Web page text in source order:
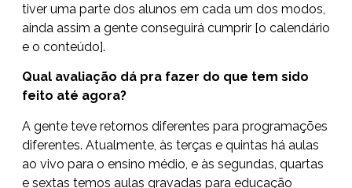
tiver uma parte dos alunos em cada um dos modos,
ainda assim a gente conseguirá cumprir [o calendário
e o conteúdo].
Qual avaliação dá pra fazer do que tem sido
feito até agora?
A gente teve retornos diferentes para programações
diferentes. Atualmente, às terças e quintas há aulas
ao vivo para o ensino médio, e às segundas, quartas
e sextas temos aulas gravadas para educação